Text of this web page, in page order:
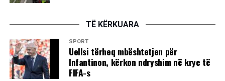
TË KËRKUARA
SPORT
Uellsi tërheq mbështetjen për
Infantinon, kërkon ndryshim në krye të
FIFA-s